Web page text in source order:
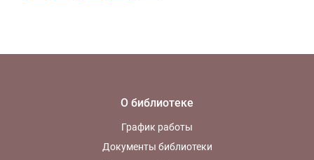
О библиотеке
График работы
Документы библиотеки